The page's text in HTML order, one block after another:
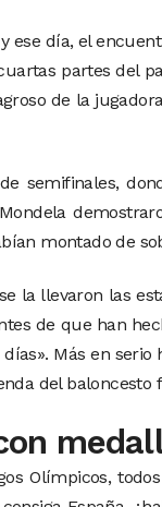
ese día, el
partes del
de la
semifinales,
montado de
la llevaron las
de que han
Más en
del
Olímpicos,